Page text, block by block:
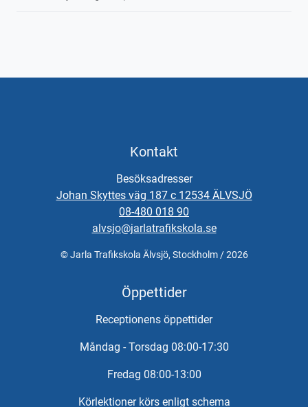
Kontakt
Besöksadresser
Johan Skyttes väg 187 c 12534 ÄLVSJÖ
08-480 018 90
alvsjo@jarlatrafikskola.se
© Jarla Trafikskola Älvsjö, Stockholm / 2026
Öppettider
Receptionens öppettider
Måndag - Torsdag 08:00-17:30
Fredag 08:00-13:00
Körlektioner körs enligt schema